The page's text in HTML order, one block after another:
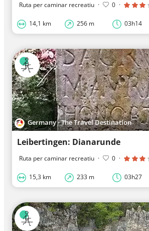
Ruta per caminar recreatiu · 0 ·
14,1 km 256 m 03h14
Germany - The Travel Destination
Leibertingen: Dianarunde
Ruta per caminar recreatiu · 0 ·
15,3 km 233 m 03h27